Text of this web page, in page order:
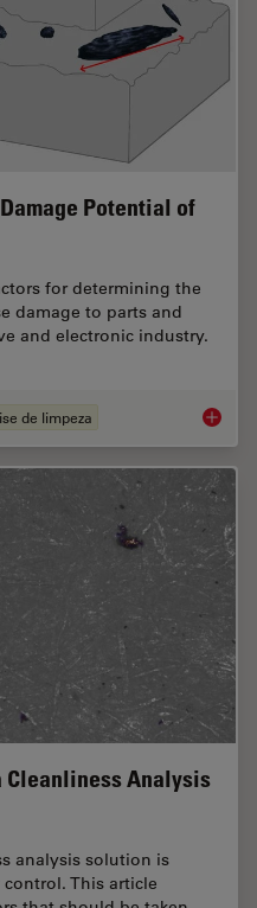
Potential of
for determining the
damage to parts and
and electronic industry.
de limpeza 3
Cleanliness Analysis
analysis solution is
This article